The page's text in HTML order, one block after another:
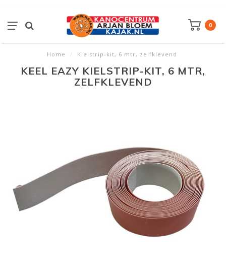
0
Home / Kielstrip-kit, 6 mtr, zelfklevend
KEEL EAZY KIELSTRIP-KIT, 6 MTR,
ZELFKLEVEND